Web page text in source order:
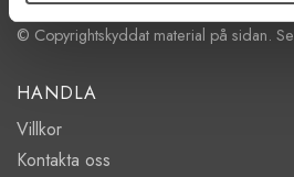
© Copyrightskyddat material på sidan. Se
HANDLA
Villkor
Kontakta oss